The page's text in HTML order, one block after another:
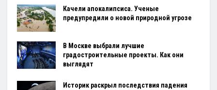
Качели апокалипсиса. Ученые
предупредили о новой природной угрозе
В Москве выбрали лучшие
градостроительные проекты. Как они
выглядят
Историк раскрыл последствия падения